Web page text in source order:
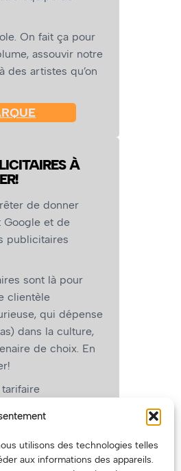
utilisons des technologies telles
aux informations des appareils.
On fait ça pour
assouvir notre
des artistes qu’on
À
de donner
Google et de
publicitaires
sont là pour
clientèle
qui dépense
dans la culture,
de choix. En